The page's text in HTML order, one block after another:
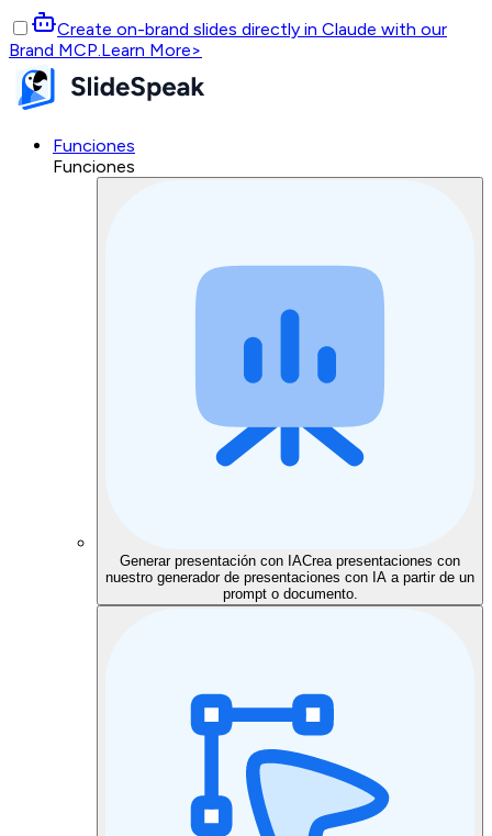
Create on-brand slides directly in Claude with our
Brand MCP.Learn More>
Funciones
Funciones
Generar presentación con IACrea presentaciones con
nuestro generador de presentaciones con IA a partir de un
prompt o documento.